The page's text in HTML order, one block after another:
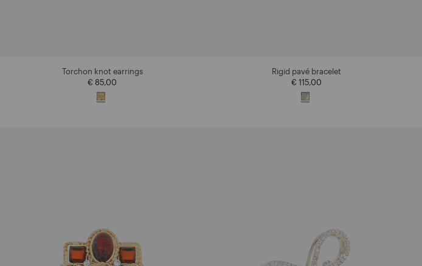
Torchon knot earrings
€ 85,00
Rigid pavé bracelet
€ 115,00